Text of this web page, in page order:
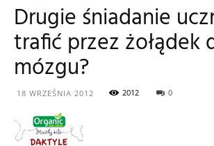
ekologiczna
Abrys
Drugie śniadanie
trafić przez żołądek
mózgu?
18 WRZEŚNIA 2012 2012 0